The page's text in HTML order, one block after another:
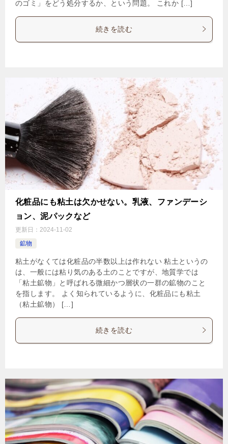
のゴミ」をどう処分するか、という問題。 これか […]
続きを読む
化粧品にも粘土は欠かせない。乳液、ファンデーシ
ョン、泥パックなど
更新日： 2024-11-02
鉱物
粘土がなくては化粧品の半数以上は作れない 粘土というの
は、一般には粘り気のある土のことですが、地質学では
「粘土鉱物」と呼ばれる微細かつ層状の一群の鉱物のこと
を指します。 よく知られているように、化粧品にも粘土
（粘土鉱物） […]
続きを読む